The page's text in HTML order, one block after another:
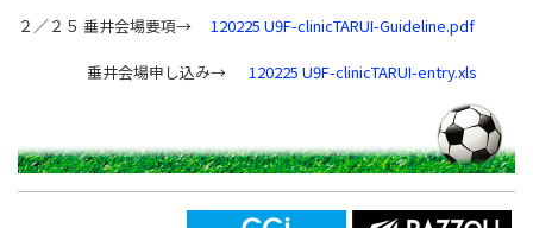
２／２５ 垂井会場要項→ 120225 U9F-clinicTARUI-Guideline.pdf
垂井会場申し込み→ 120225 U9F-clinicTARUI-entry.xls